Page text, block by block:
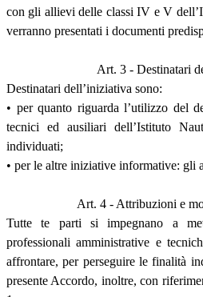
con gli allievi delle classi IV e V
verranno presentati i documenti
Art. 3 - Destinatari
Destinatari dell’iniziativa sono:
• per quanto riguarda l’utilizzo del
tecnici ed ausiliari dell’Istituto
individuati;
• per le altre iniziative informative: gli
Art. 4 - Attribuzioni e
Tutte te parti si impegnano a
professionali amministrative e
affrontare, per perseguire le finalità
presente Accordo, inoltre, con